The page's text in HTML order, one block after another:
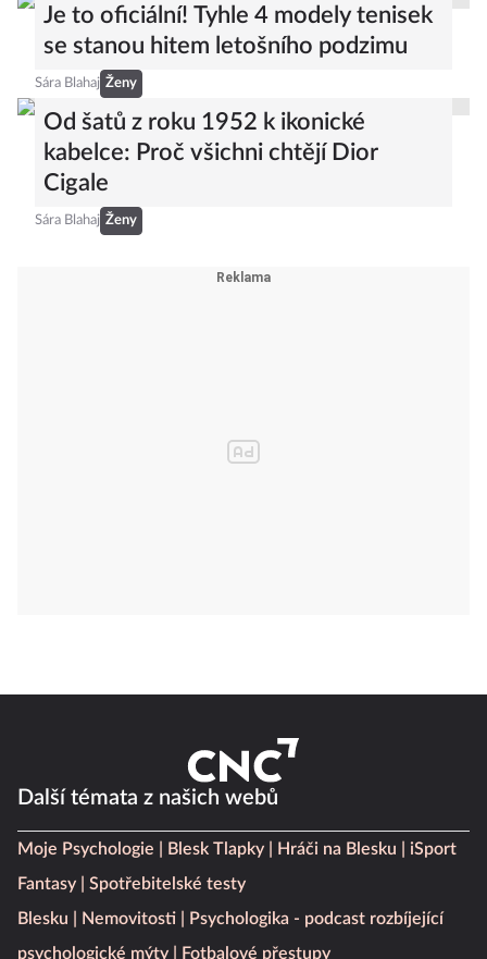
Je to oficiální! Tyhle 4 modely tenisek
se stanou hitem letošního podzimu
Sára Blahaj Ženy
Od šatů z roku 1952 k ikonické
kabelce: Proč všichni chtějí Dior
Cigale
Sára Blahaj Ženy
Další témata z našich webů
Moje Psychologie Blesk Tlapky Hráči na Blesku
iSport
Fantasy
Spotřebitelské testy
Blesku
Nemovitosti
Psychologika - podcast rozbíjející
psychologické mýty
Fotbalové přestupy